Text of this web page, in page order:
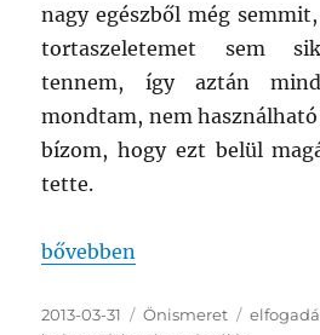
nagy egészből még
tortaszeletemet sem
tennem, így aztán
mondtam, nem
bízom, hogy ezt belül
tette.
„Végkövetkeztetés”
bővebben
Közzétéve
2013-03-31 Kategória
Önismeret Címke